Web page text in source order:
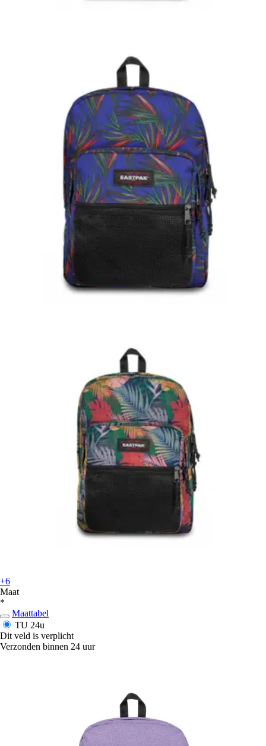
+6
Maat
*
Maattabel
TU 24u
Dit veld is verplicht
Verzonden binnen 24 uur